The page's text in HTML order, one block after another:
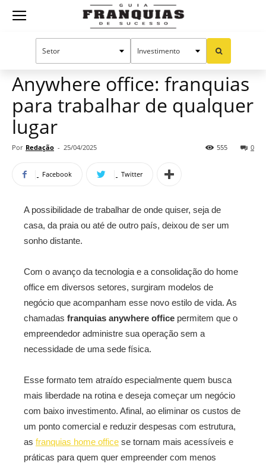
Guia
Oportunidades e tendências
Anywhere office: franquias
para trabalhar de qualquer
lugar
Por Redação - 25/04/2025 0
555
Facebook Twitter
A possibilidade de trabalhar de onde quiser, seja de
casa, da praia ou até de outro país, deixou de ser um
sonho distante.
Com o avanço da tecnologia e a consolidação do home
office em diversos setores, surgiram modelos de
negócio que acompanham esse novo estilo de vida. As
chamadas franquias anywhere office permitem que o
empreendedor administre sua operação sem a
necessidade de uma sede física.
Esse formato tem atraído especialmente quem busca
mais liberdade na rotina e deseja começar um negócio
com baixo investimento. Afinal, ao eliminar os custos de
um ponto comercial e reduzir despesas com estrutura,
as franquias home office se tornam mais acessíveis e
práticas para quem quer empreender com menos